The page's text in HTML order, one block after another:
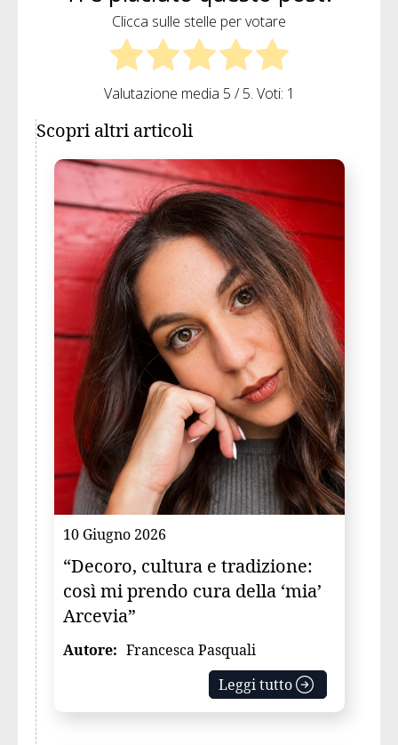
Clicca sulle stelle per votare
Valutazione media 5 / 5. Voti: 1
Scopri altri articoli
10 Giugno 2026
“Decoro, cultura e tradizione:
così mi prendo cura della ‘mia’
Arcevia”
Autore: Francesca Pasquali
Leggi tutto